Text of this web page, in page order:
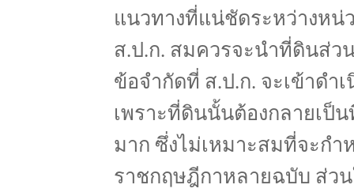
แนวทางที่แน่ชัดระหว่างหน่
ส.ป.ก. สมควรจะนำที่ดินส่ว
ข้อจำกัดที่ ส.ป.ก. จะเข้าดำ
เพราะที่ดินนั้นต้องกลายเป็
มาก ซึ่งไม่เหมาะสมที่จะกำ
ราชกฤษฎีกาหลายฉบับ ส่ว